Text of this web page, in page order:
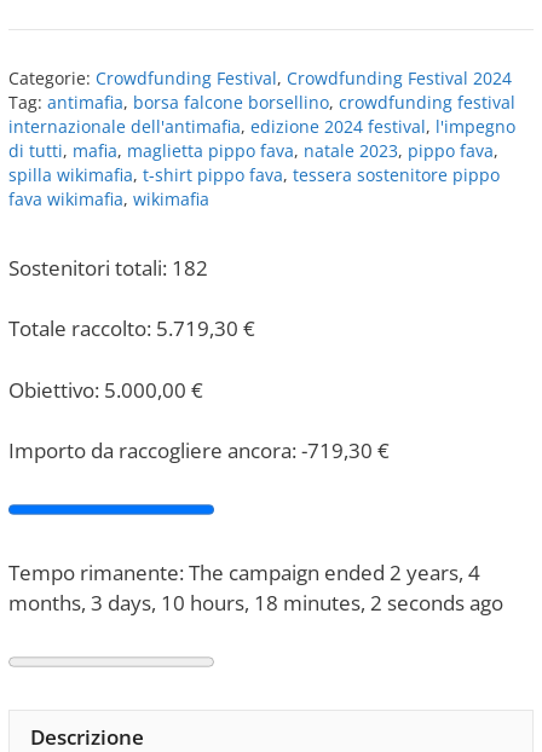
Categorie: Crowdfunding Festival, Crowdfunding Festival 2024
Tag: antimafia, borsa falcone borsellino, crowdfunding festival
internazionale dell'antimafia, edizione 2024 festival, l'impegno
di tutti, mafia, maglietta pippo fava, natale 2023, pippo fava,
spilla wikimafia, t-shirt pippo fava, tessera sostenitore pippo
fava wikimafia, wikimafia
Sostenitori totali: 182
Totale raccolto: 5.719,30 €
Obiettivo: 5.000,00 €
Importo da raccogliere ancora:-719,30 €
Tempo rimanente: The campaign ended 2 years, 4
months, 3 days, 10 hours, 18 minutes, 2 seconds ago
Descrizione